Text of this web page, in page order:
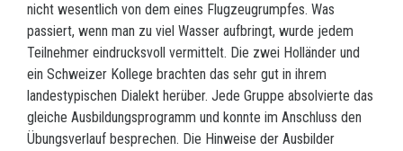
nicht wesentlich von dem eines Flugzeugrumpfes. Was
passiert, wenn man zu viel Wasser aufbringt, wurde jedem
Teilnehmer eindrucksvoll vermittelt. Die zwei Holländer und
ein Schweizer Kollege brachten das sehr gut in ihrem
landestypischen Dialekt herüber. Jede Gruppe absolvierte das
gleiche Ausbildungsprogramm und konnte im Anschluss den
Übungsverlauf besprechen. Die Hinweise der Ausbilder